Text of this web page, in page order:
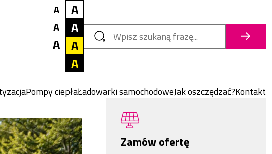
Rozmiar tekstu
AMały
AŚredni
ADuży
Kontrast tekstu
ABiałe tło, czarny tekst
ACzarne tło, biały tekst
AŻółte tło, czarny tekst
ACzarne tło, żółty tekst
Szukaj
Szukaj
Pompy ciepłaŁadowarki samochodoweJak oszczędzać?Kontakt
Zamów ofertę